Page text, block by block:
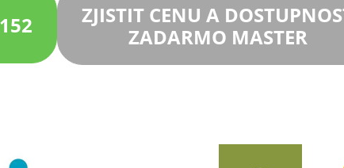
ZJISTIT CENU A
ZADARMO MASTER